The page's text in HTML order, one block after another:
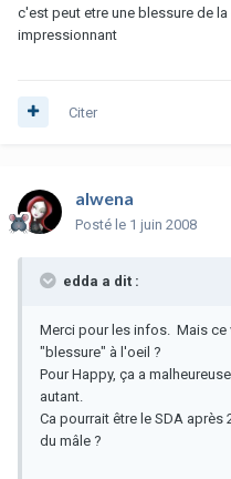
c'est peut etre une blessure de
impressionnant
Citer
alwena
Posté le 1 juin 2008
edda a dit :
Merci pour les infos. Mais ce
"blessure" à l'oeil ?
Pour Happy, ça a
autant.
Ca pourrait être le SDA
du mâle ?